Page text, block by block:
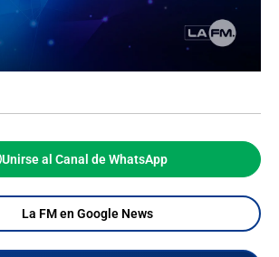
Unirse al Canal de WhatsApp
La FM en Google News